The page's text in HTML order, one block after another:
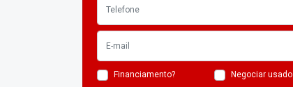
Financiamento? Negociar usado